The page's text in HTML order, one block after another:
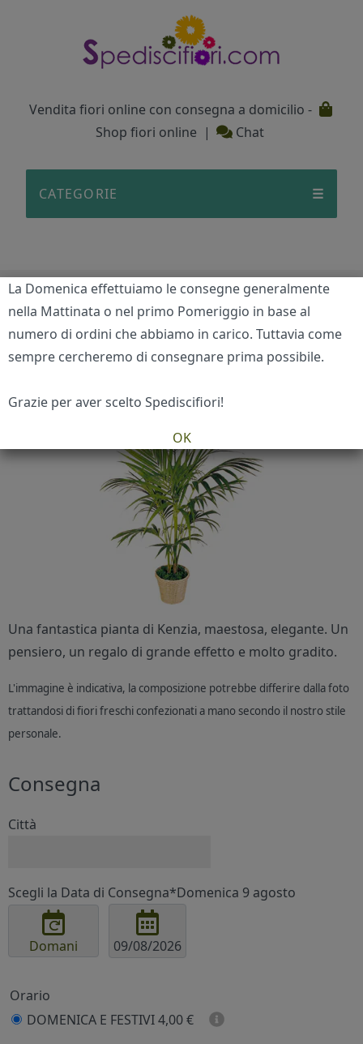
Vendita fiori online con consegna a domicilio -
Shop fiori online | Chat
CATEGORIE ☰
Kenzia
Home / Piante / Kenzia
Una fantastica pianta di Kenzia, maestosa, elegante. Un
pensiero, un regalo di grande effetto e molto gradito.
L'immagine è indicativa, la composizione potrebbe differire dalla foto
trattandosi di fiori freschi confezionati a mano secondo il nostro stile
personale.
Consegna
Città
Scegli la Data di Consegna*Domenica 9 agosto
Domani
Orario
DOMENICA E FESTIVI 4,00 €
La Domenica effettuiamo le consegne generalmente
nella Mattinata o nel primo Pomeriggio in base al
numero di ordini che abbiamo in carico. Tuttavia come
sempre cercheremo di consegnare prima possibile.
Grazie per aver scelto Spediscifiori!
OK